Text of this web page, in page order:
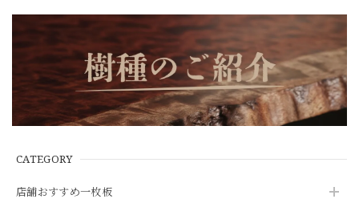
CATEGORY
店舗おすすめ一枚板